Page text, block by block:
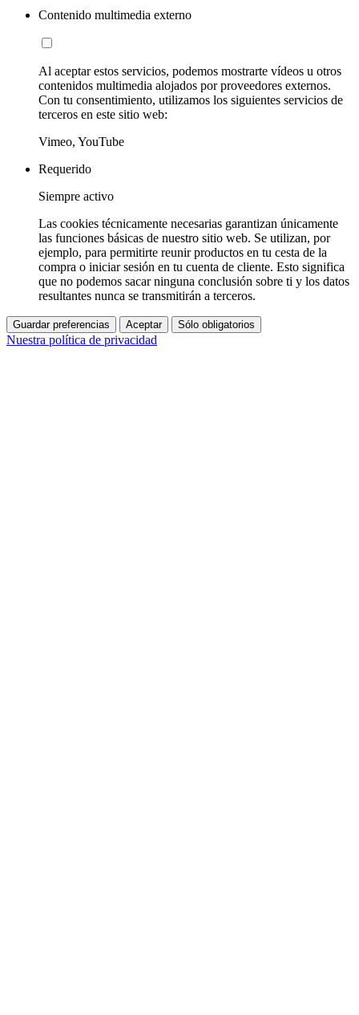
Contenido multimedia externo
Al aceptar estos servicios, podemos mostrarte vídeos u otros
contenidos multimedia alojados por proveedores externos.
Con tu consentimiento, utilizamos los siguientes servicios de
terceros en este sitio web:
Vimeo, YouTube
Requerido
Siempre activo
Las cookies técnicamente necesarias garantizan únicamente
las funciones básicas de nuestro sitio web. Se utilizan, por
ejemplo, para permitirte reunir productos en tu cesta de la
compra o iniciar sesión en tu cuenta de cliente. Esto significa
que no podemos sacar ninguna conclusión sobre ti y los datos
resultantes nunca se transmitirán a terceros.
Guardar preferencias Aceptar Sólo obligatorios
Nuestra política de privacidad